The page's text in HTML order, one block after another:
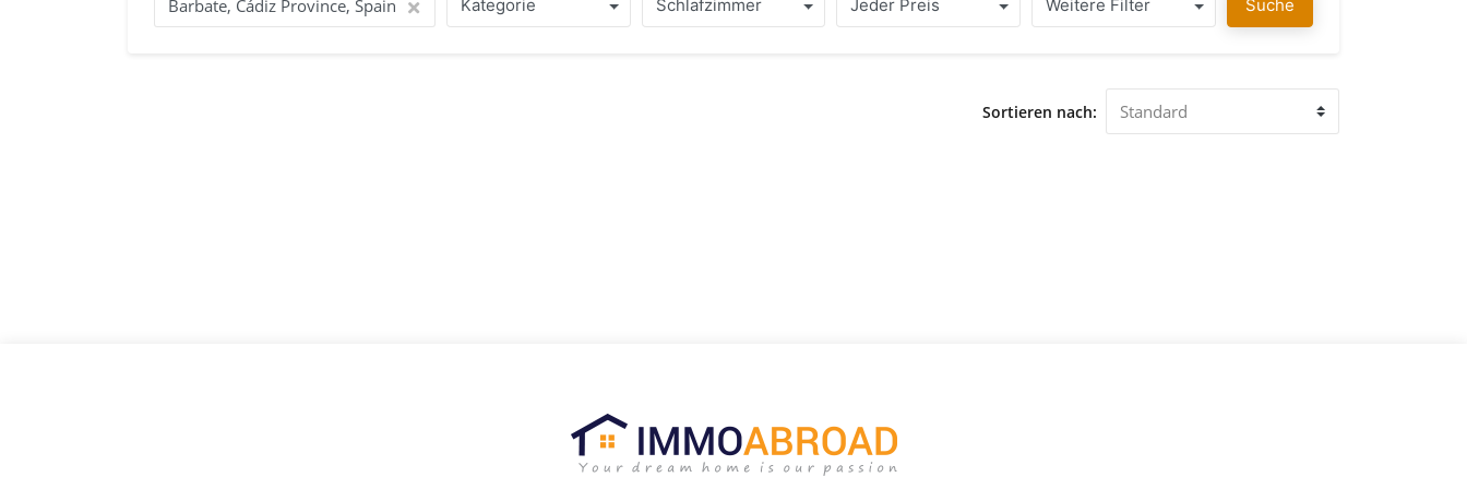
unserem Büro in Barbate, Cádiz Province, Spain, um Sie zu beraten und Sie dabei zu unterstützen, sich die von Ihnen ausgesuchten immobilien anzusehen.
Kategorie Schlafzimmer Jeder Preis Weitere Filter Suche
Sortieren nach: